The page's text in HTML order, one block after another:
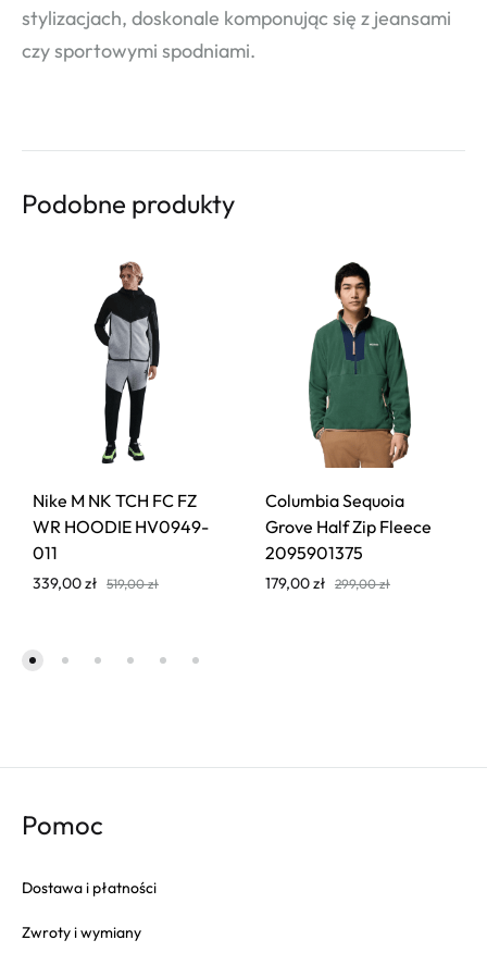
stylizacjach, doskonale komponując się z jeansami
czy sportowymi spodniami.
Podobne produkty
Nike M NK TCH FC FZ
WR HOODIE HV0949-
011
339,00zł 519,00zł
Columbia Sequoia
Grove Half Zip Fleece
2095901375
179,00zł 299,00zł
Pomoc
Dostawa i płatności
Zwroty i wymiany